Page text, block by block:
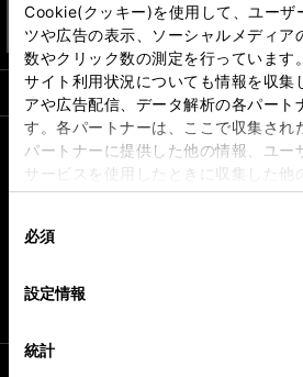
Cookie(クッキー)を使用して、ユーザ
ツや広告の表示、ソーシャルメディア
数やクリック数の測定を行っています
サイト利用状況についても情報を収集
アや広告配信、データ解析の各パート
す。各パートナーは、ここで収集され
パートナーに提供した他の情報、ユー
サービスを使用したときに収集した他
使用することがあります。当ウェブサ
デバイスにすべてのCookie(クッキー)
意したことになります。Cookie(クッ
設定の変更、同意を撤回したりする
「Cookie（クッキー）情報の取り扱い
必須
設定情報
統計
*3
燃料消費率（国土交